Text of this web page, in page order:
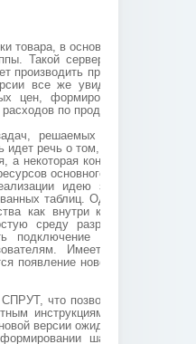
товара, в основе решения лежит
Такой сервер, синхронизируя
производить приемку товара без
все же увидеть реализацию
цен, формирование возвратов
по продаже.
решаемых ПК СПРУТ, это
речь о том, что при работе с
некоторая консолидированная.
основного сервера. Здесь
идею записи логов по
таблиц. Однако, здесь для
как внутри комплекса, так и
среду разработки запросов
подключение к программному
Имеется возможность
появление нового, внутреннего,
что позволяет на практике
инструкциям и существенно
версии ожидается появление
шапки документов